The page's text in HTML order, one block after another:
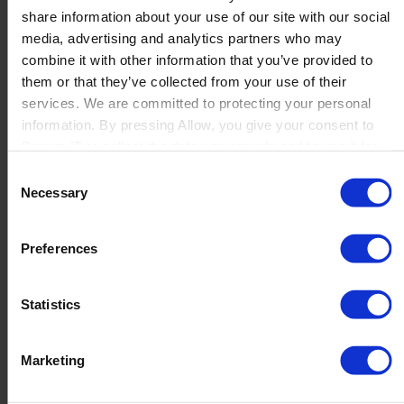
share information about your use of our site with our social
media, advertising and analytics partners who may
combine it with other information that you’ve provided to
them or that they’ve collected from your use of their
services. We are committed to protecting your personal
information. By pressing Allow, you give your consent to
withdraw your consent at any time
Selection
Necessary
Preferences
Statistics
Marketing
Zielgruppen in kürzester Zeit erstellen – ohne bei jedem
Projekt von vorn beginnen zu müssen.
Die Ergebnisse:
und Multichannel-
Kompetenz
Rund 40.000 € jährliche Einsparungen durch reduzierte
Solide Basis für die Umsatzsteigerung von 11 Mio. € auf